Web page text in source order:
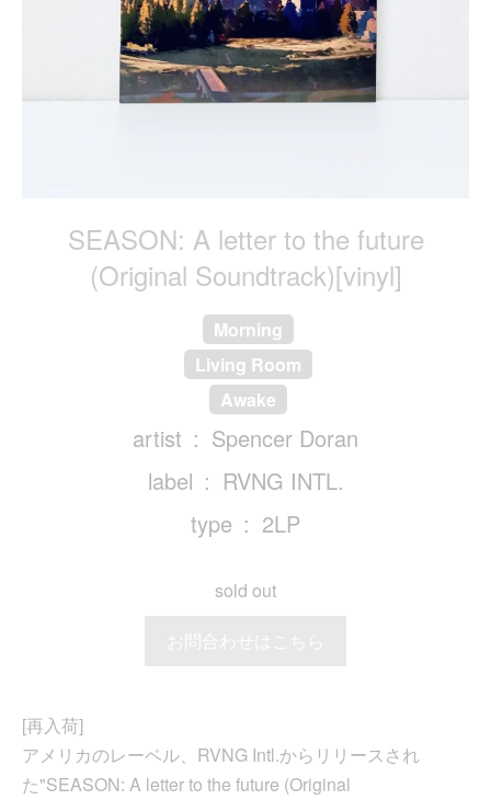
SEASON: A letter to the future
(Original Soundtrack)[vinyl]
Morning
Living Room
Awake
artist
Spencer Doran
label
RVNG INTL.
type
2LP
sold out
お問合わせはこちら
[再入荷]
アメリカのレーベル、RVNG Intl.からリリースされ
た"SEASON: A letter to the future (Original